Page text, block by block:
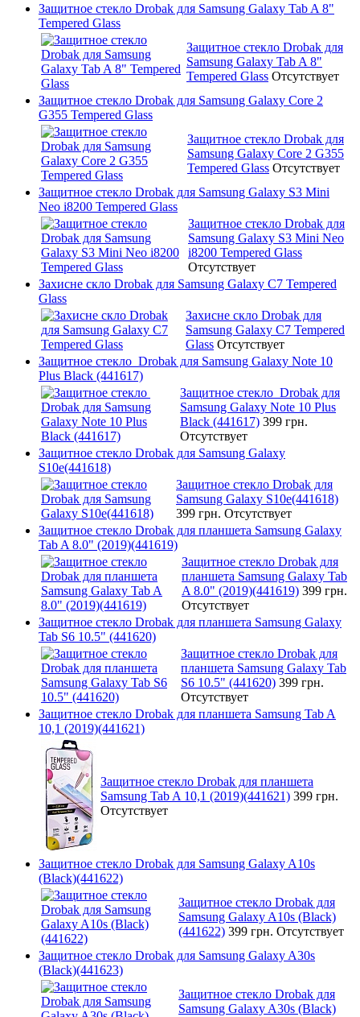
Защитное стекло Drobak для Samsung Galaxy Tab A 8"
Tempered Glass
Защитное стекло Drobak для
Samsung Galaxy Tab A 8"
Tempered Glass Отсутствует
Защитное стекло Drobak для Samsung Galaxy Core 2
G355 Tempered Glass
Защитное стекло Drobak для
Samsung Galaxy Core 2 G355
Tempered Glass Отсутствует
Защитное стекло Drobak для Samsung Galaxy S3 Mini
Neo i8200 Tempered Glass
Защитное стекло Drobak для
Samsung Galaxy S3 Mini Neo
i8200 Tempered Glass
Отсутствует
Захисне скло Drobak для Samsung Galaxy C7 Tempered
Glass
Захисне скло Drobak для
Samsung Galaxy C7 Tempered
Glass Отсутствует
Защитное стекло Drobak для Samsung Galaxy Note 10
Plus Black (441617)
Защитное стекло Drobak для
Samsung Galaxy Note 10 Plus
Black (441617) 399 грн.
Отсутствует
Защитное стекло Drobak для Samsung Galaxy
S10e(441618)
Защитное стекло Drobak для
Samsung Galaxy S10e(441618)
399 грн. Отсутствует
Защитное стекло Drobak для планшета Samsung Galaxy
Tab A 8.0" (2019)(441619)
Защитное стекло Drobak для
планшета Samsung Galaxy Tab
A 8.0" (2019)(441619) 399 грн.
Отсутствует
Защитное стекло Drobak для планшета Samsung Galaxy
Tab S6 10.5" (441620)
Защитное стекло Drobak для
планшета Samsung Galaxy Tab
S6 10.5" (441620) 399 грн.
Отсутствует
Защитное стекло Drobak для планшета Samsung Tab A
10,1 (2019)(441621)
Защитное стекло Drobak для планшета
Samsung Tab A 10,1 (2019)(441621) 399 грн.
Отсутствует
Защитное стекло Drobak для Samsung Galaxy A10s
(Black)(441622)
Защитное стекло Drobak для
Samsung Galaxy A10s (Black)
(441622) 399 грн. Отсутствует
Защитное стекло Drobak для Samsung Galaxy A30s
(Black)(441623)
Защитное стекло Drobak для
Samsung Galaxy A30s (Black)